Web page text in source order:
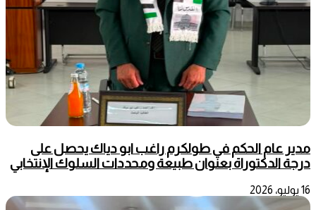
مدير عام الحكم في طولكرم راغب ابو دياك يحصل على
درجة الدكتوراة بعنوان طبيعة ومحددات السلوك الإنتخابي
16 يوليو، 2026